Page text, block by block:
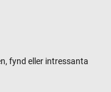
fynd eller intressanta